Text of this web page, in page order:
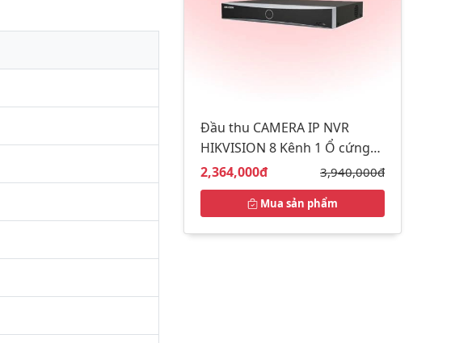
Đầu thu CAMERA IP NVR
HIKVISION 8 Kênh 1 Ổ cứng
DS-7608NXI-K1
Giá bán:
2,364,000đ Giá gốc:
3,940,000đ
Mua sản phẩm